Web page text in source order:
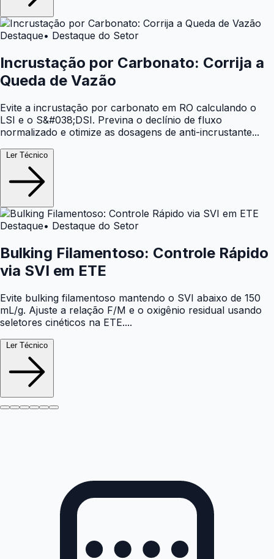
Destaque• Destaque do Setor
Incrustação por Carbonato: Corrija a
Queda de Vazão
Evite a incrustação por carbonato em RO calculando o
LSI e o S&#038;DSI. Previna o declínio de fluxo
normalizado e otimize as dosagens de anti-incrustante...
Ler Técnico
Destaque• Destaque do Setor
Bulking Filamentoso: Controle Rápido
via SVI em ETE
Evite bulking filamentoso mantendo o SVI abaixo de 150
mL/g. Ajuste a relação F/M e o oxigênio residual usando
seletores cinéticos na ETE....
Ler Técnico